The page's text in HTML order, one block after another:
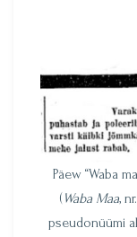
Päew “Waba
(Waba Maa,
pseudonüümi